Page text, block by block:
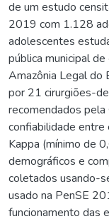
de um estudo
2019 com 1.128
adolescentes
pública municipal
Amazônia Legal do
por 21 cirurgiões-
recomendados pela
confiabilidade
Kappa (mínimo de
demográficos e
coletados usando-
usado na PenSE
funcionamento das